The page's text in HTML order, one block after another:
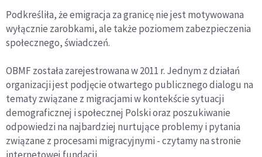
Podkreśliła, że emigracja za granicę nie jest motywowana
wyłącznie zarobkami, ale także poziomem zabezpieczenia
społecznego, świadczeń.
OBMF została zarejestrowana w 2011 r. Jednym z działań
organizacji jest podjęcie otwartego publicznego dialogu na
tematy związane z migracjami w kontekście sytuacji
demograficznej i społecznej Polski oraz poszukiwanie
odpowiedzi na najbardziej nurtujące problemy i pytania
związane z procesami migracyjnymi - czytamy na stronie